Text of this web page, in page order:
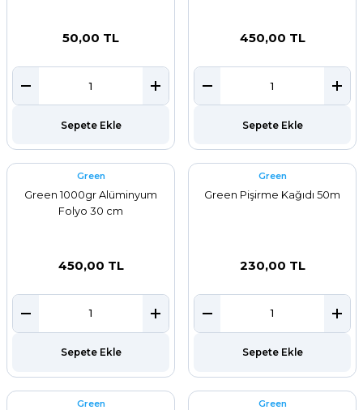
Kapları
50,00 TL
Sepete Ekle
450,00 TL
Sepete Ekle
Green
Green 1000gr Alüminyum
Folyo 30 cm
450,00 TL
Sepete Ekle
Green
Green Pişirme Kağıdı 50m
230,00 TL
Sepete Ekle
Green Green